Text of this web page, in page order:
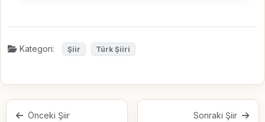
Kategori: Şiir Türk Şiiri
Önceki Şiir Sonraki Şiir